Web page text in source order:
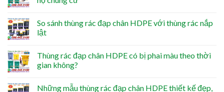
So sánh thùng rác đạp chân HDPE với thùng rác nắp
lật
Thùng rác đạp chân HDPE có bị phai màu theo thời
gian không?
Những mẫu thùng rác đạp chân HDPE thiết kế đẹp,